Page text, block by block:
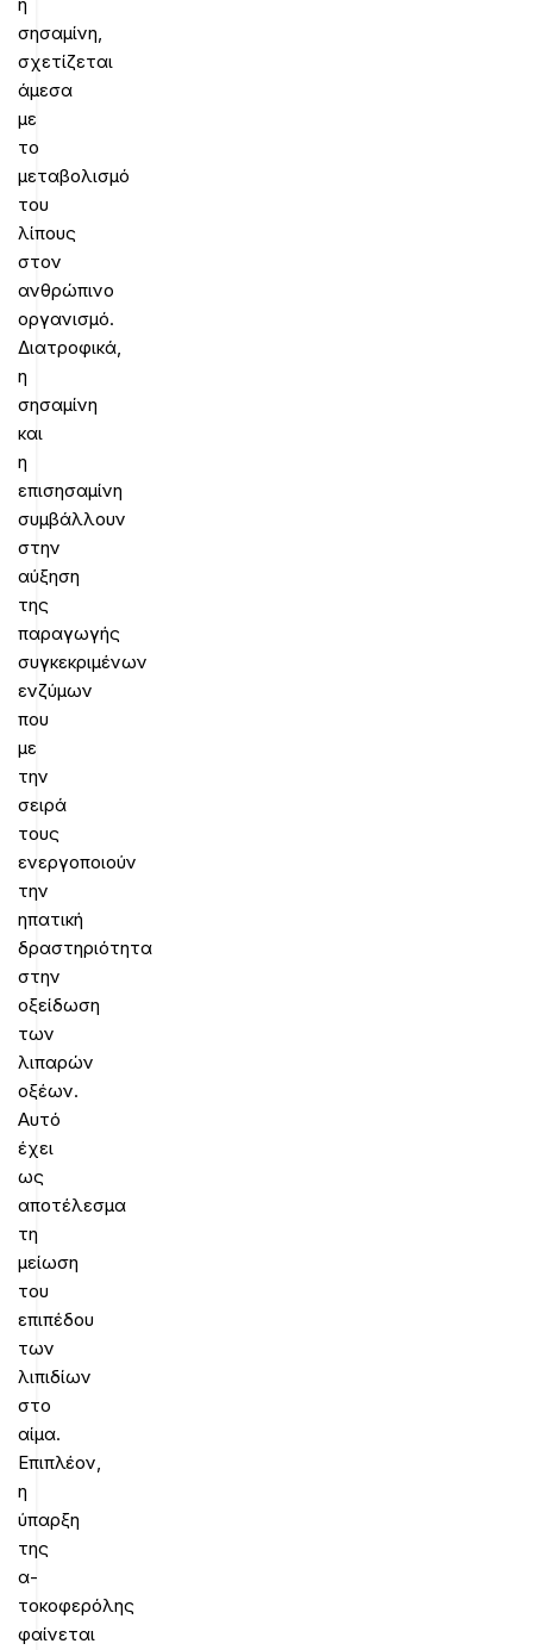
σησαμίνη,
σχετίζεται
άμεσα
με
το
μεταβολισμό
του
λίπους
στον
ανθρώπινο
οργανισμό.
Διατροφικά,
η
σησαμίνη
και
η
επισησαμίνη
συμβάλλουν
στην
αύξηση
της
παραγωγής
συγκεκριμένων
ενζύμων
που
με
την
σειρά
τους
ενεργοποιούν
την
ηπατική
δραστηριότητα
στην
οξείδωση
των
λιπαρών
οξέων.
Αυτό
έχει
ως
αποτέλεσμα
τη
μείωση
του
επιπέδου
των
λιπιδίων
στο
αίμα.
Επιπλέον,
η
ύπαρξη
της
α-
τοκοφερόλης
φαίνεται